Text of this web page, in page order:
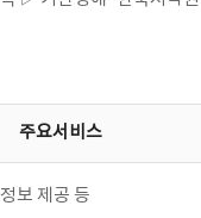
주요서비스
보 제공 등